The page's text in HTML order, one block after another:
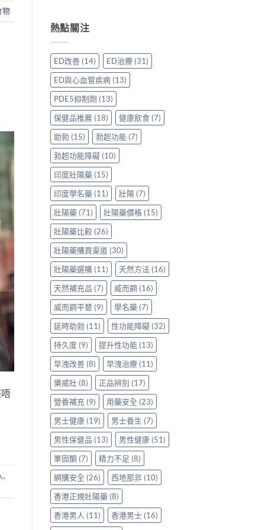
物
,
中
親
身
享
正
貨
渠
道
與
選
購
指
南〉
中
用
家
身
服
用
Levitra
的
真
實
分
享〉
中
鋼
50mg
格
要
多
少
才
合
理？
香
港
正
貨
參
考
價
與
選
購
貼
士
一
次
看
清〉
中
熱點關注
ED改善 (14) ED治療(31)
ED與心血管疾病(13)
PDE5抑制劑 (13)
保健品推薦 (18) 健康飲食 (7)
助勃 (15) 勃起功能 (7)
勃起功能障礙(10)
印度壯陽藥 (15)
印度學名藥 (11) 壯陽(7)
壯陽藥 (71) 壯陽藥價格(15)
壯陽藥比較 (26)
壯陽藥購買渠道 (30)
壯陽藥選購(11) 天然方法 (16)
天然補充品 (7) 威而鋼 (16)
威而鋼平替 (9) 學名藥 (7)
延時助勃 (11) 性功能障礙(32)
持久度 (9) 提升性功能 (13)
早洩改善 (8) 早洩治療(11)
樂威壯(8) 正品辨別 (17)
營養補充 (9) 用藥安全 (23)
男士健康(19) 男士養生 (7)
男性保健品 (13) 男性健康(51)
睪固酮 (7) 精力不足 (8)
網購安全 (26) 西地那非(10)
香港正規壯陽藥 (8)
香港男人 (11) 香港男士(16)